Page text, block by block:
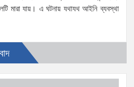
মারা যায়। এ ঘটনায় যথাযথ আইনি ব্যবস্থা